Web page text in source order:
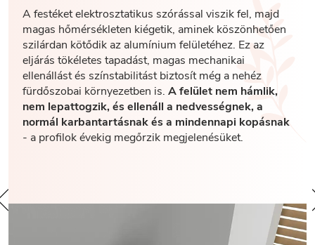
A festéket elektrosztatikus szórással viszik fel, majd
magas hőmérsékleten kiégetik, aminek köszönhetően
szilárdan kötődik az alumínium felületéhez. Ez az
eljárás tökéletes tapadást, magas mechanikai
ellenállást és színstabilitást biztosít még a nehéz
fürdőszobai környezetben is. A felület nem hámlik,
nem lepattogzik, és ellenáll a nedvességnek, a
normál karbantartásnak és a mindennapi kopásnak
- a profilok évekig megőrzik megjelenésüket.